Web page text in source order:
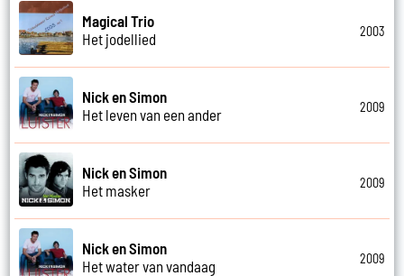
Magical Trio
Het jodellied
2003
Nick en Simon
Het leven van een ander
2009
Nick en Simon
Het masker
2009
Nick en Simon
Het water van vandaag
2009